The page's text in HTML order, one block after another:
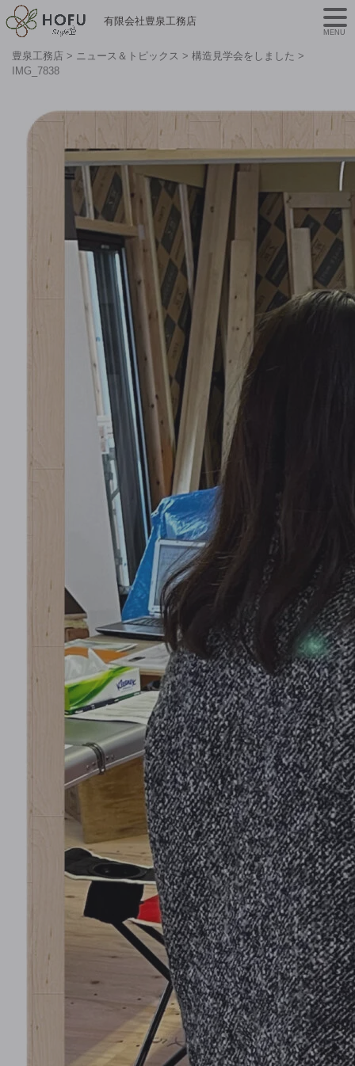
有限会社豊泉工務店
豊泉工務店 > ニュース＆トピックス > 構造見学会をしました >
IMG_7838
MENU